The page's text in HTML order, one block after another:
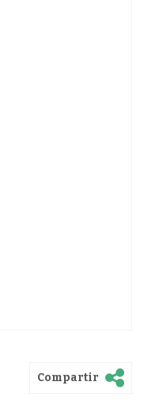
Compartir